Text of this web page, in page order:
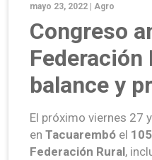
mayo 23, 2022 | Agro
Congreso
Federación
balance y
El próximo viernes 27
en Tacuarembó el
Federación Rural,